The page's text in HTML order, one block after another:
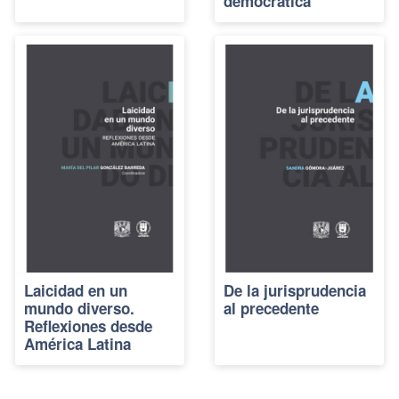
Laicidad en un
mundo diverso.
Reflexiones desde
América Latina
De la jurisprudencia
al precedente